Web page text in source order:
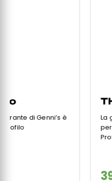
THOR AX -
La giacca da uomo THOR
per Addestramento
Professionale.Resistente